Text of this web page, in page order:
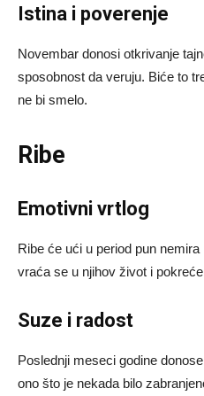
Istina i poverenje
Novembar donosi otkrivanje
sposobnost da veruju. Biće to
ne bi smelo.
Ribe
Emotivni vrtlog
Ribe će ući u period pun
vraća se u njihov život i
Suze i radost
Poslednji meseci godine
ono što je nekada bilo